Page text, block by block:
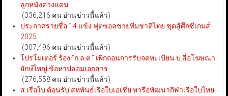
ลูกหนังต่างแดน
(336,216 คน อ่านข่าวนี้แล้ว)
ประกาศรายชื่อ 14 แข้ง ฟุตซอลชายทีมชาติไทย ชุดสู้ศึกซีเกมส์
2025
(307,496 คน อ่านข่าวนี้แล้ว)
โปรโมเตอร์ ร้อง “ก.ล.ต.” เพิกถอนการรับจดทะเบียน บ.สื่อโฆษณา
ยักษ์ใหญ่ ข้อหาปลอมเอกสาร
(276,558 คน อ่านข่าวนี้แล้ว)
ส.เรือใบ ต้อนรับ สหพันธ์เรือใบเอเชีย หารือพัฒนากีฬาเรือใบไทย-